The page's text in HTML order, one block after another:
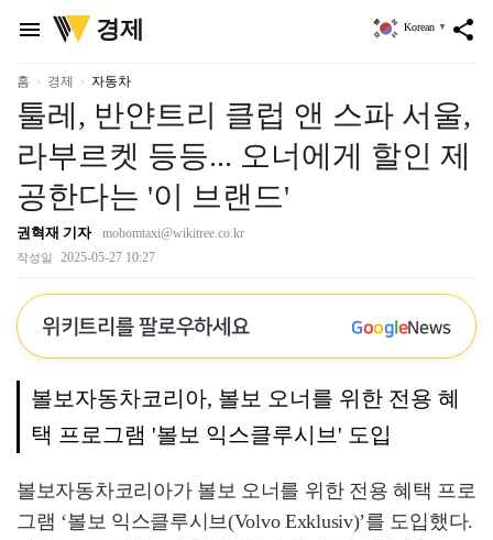
menu
위
키
리
경제 share
Korean ▼
홈 경제 자동차
툴레, 반얀트리 클럽 앤 스파 서울,
라부르켓 등등... 오너에게 할인 제
공한다는 '이 브랜드'
권혁재 기자 mobomtaxi@wikitree.co.kr
작성일 2025-05-27 10:27
위키트리를 팔로우하세요 GoogleNews
볼보자동차코리아, 볼보 오너를 위한 전용 혜
택 프로그램 '볼보 익스클루시브' 도입
볼보자동차코리아가 볼보 오너를 위한 전용 혜택 프로
그램 ‘볼보 익스클루시브(Volvo Exklusiv)’를 도입했다.